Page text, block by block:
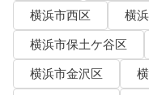
横浜市西区
横
横浜市保土ケ谷区
横浜市金沢区